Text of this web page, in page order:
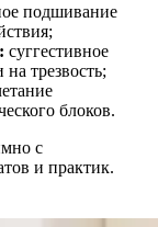
подшивание
суггестивное
трезвость;
блоков.
с
и практик.